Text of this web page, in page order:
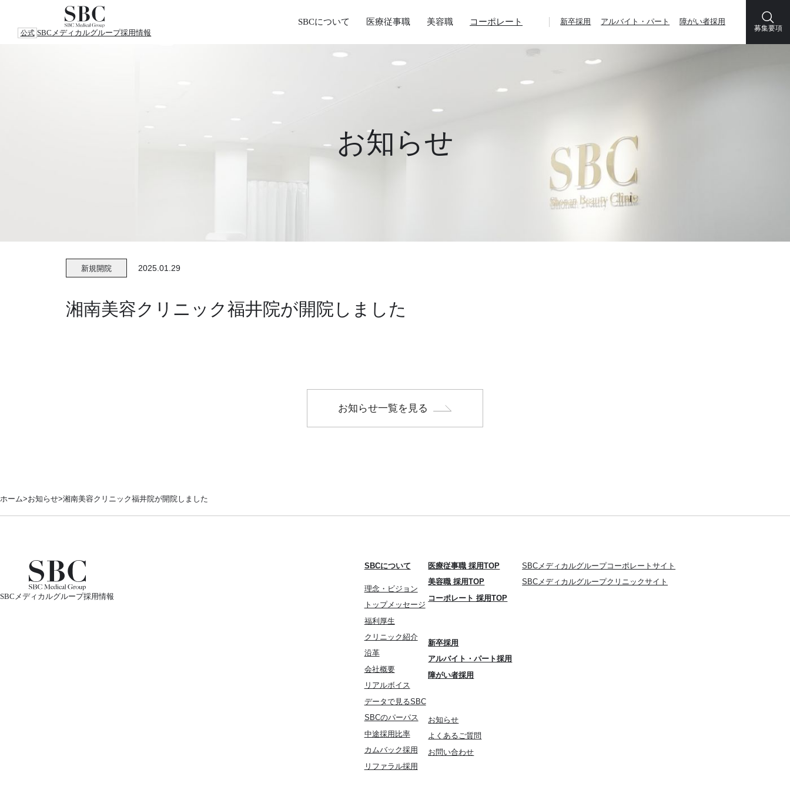
公式 SBCメディカルグループ採用情報
SBCについて 医療従事職 美容職 コーポレート 新卒採用 アルバイト・パート 障がい者採用
募集要項
お知らせ
新規開院 2025.01.29
湘南美容クリニック福井院が開院しました
お知らせ一覧を見る
ホーム お知らせ 湘南美容クリニック福井院が開院しました
SBCメディカルグループ採用情報
SBCについて
理念・ビジョン
トップメッセージ
福利厚生
クリニック紹介
沿革
会社概要
リアルボイス
データで見るSBC
SBCのパーパス
中途採用比率
カムバック採用
リファラル採用
医療従事職 採用TOP
美容職 採用TOP
コーポレート 採用TOP
新卒採用
アルバイト・パート採用
障がい者採用
お知らせ
よくあるご質問
お問い合わせ
SBCメディカルグループコーポレートサイト
SBCメディカルグループクリニックサイト